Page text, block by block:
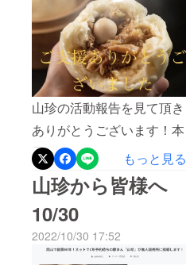
山珍の活動報告を見て頂き
ありがとうございます！本
日がクラウドファンディン
グ最終日になりました！は
じめてのクラウドファン
ディング、不安でドキドキ
していましたが皆様のご支
もっと見る
山珍から皆様へ
10/30
2022/10/30 17:52